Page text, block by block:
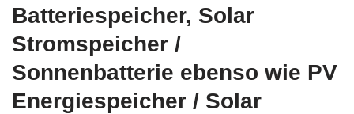
Batteriespeicher, Solar
Stromspeicher /
Sonnenbatterie ebenso wie PV
Energiespeicher / Solar